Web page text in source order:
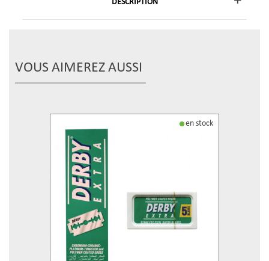
DESCRIPTION
VOUS AIMEREZ AUSSI
en stock